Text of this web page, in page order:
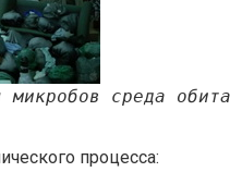
микробов среда
процесса: